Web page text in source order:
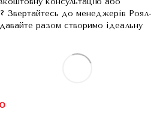
Звертайтесь до менеджерів Роял-
разом створимо ідеальну